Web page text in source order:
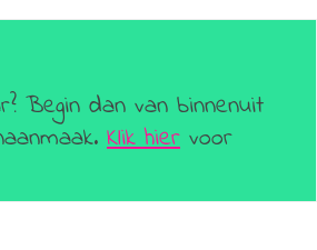
Begin dan van binnenuit
Klik hier voor